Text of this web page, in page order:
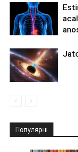
Популярні